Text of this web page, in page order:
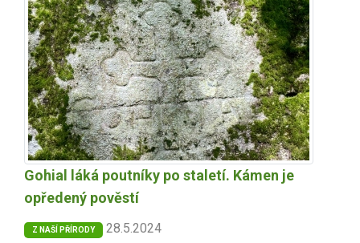
Gohial láká poutníky po staletí. Kámen je
opředený pověstí
Z NAŠÍ PŘÍRODY
28.5.2024